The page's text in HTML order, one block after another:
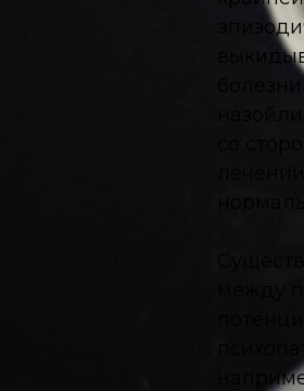
со
между